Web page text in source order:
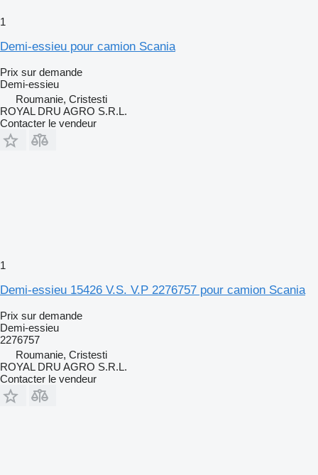
1
Demi-essieu pour camion Scania
Prix sur demande
Demi-essieu
Roumanie, Cristesti
ROYAL DRU AGRO S.R.L.
Contacter le vendeur
1
Demi-essieu 15426 V.S. V.P 2276757 pour camion Scania
Prix sur demande
Demi-essieu
2276757
Roumanie, Cristesti
ROYAL DRU AGRO S.R.L.
Contacter le vendeur